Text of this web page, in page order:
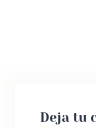
Deja tu